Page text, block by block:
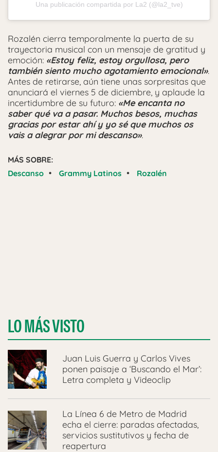
Una publicación compartida por La2 (@la2_tve)
Rozalén cierra temporalmente la puerta de su
trayectoria musical con un mensaje de gratitud y
emoción: «Estoy feliz, estoy orgullosa, pero
también siento mucho agotamiento emocional».
Antes de retirarse, aún tiene unas sorpresitas que
anunciará el viernes 5 de diciembre, y aplaude la
incertidumbre de su futuro: «Me encanta no
saber qué va a pasar. Muchos besos, muchas
gracias por estar ahí y yo sé que muchos os
vais a alegrar por mi descanso».
MÁS SOBRE:
Descanso • Grammy Latinos • Rozalén
LO MÁS VISTO
Juan Luis Guerra y Carlos Vives
ponen paisaje a ‘Buscando el Mar’:
Letra completa y Videoclip
La Línea 6 de Metro de Madrid
echa el cierre: paradas afectadas,
servicios sustitutivos y fecha de
reapertura